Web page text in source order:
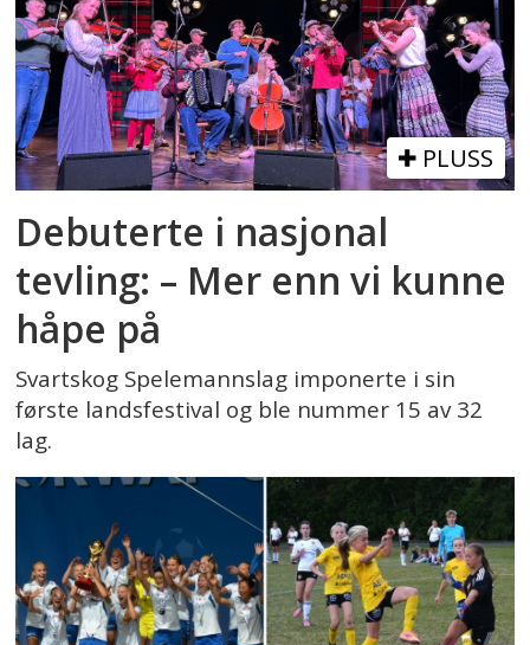
PLUSS
Debuterte i nasjonal
tevling: – Mer enn vi kunne
håpe på
Svartskog Spelemannslag imponerte i sin
første landsfestival og ble nummer 15 av 32
lag.